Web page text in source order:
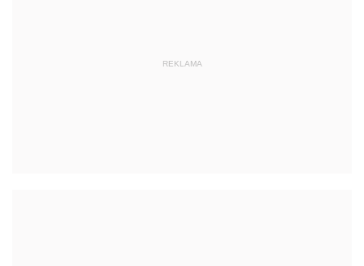
REKLAMA